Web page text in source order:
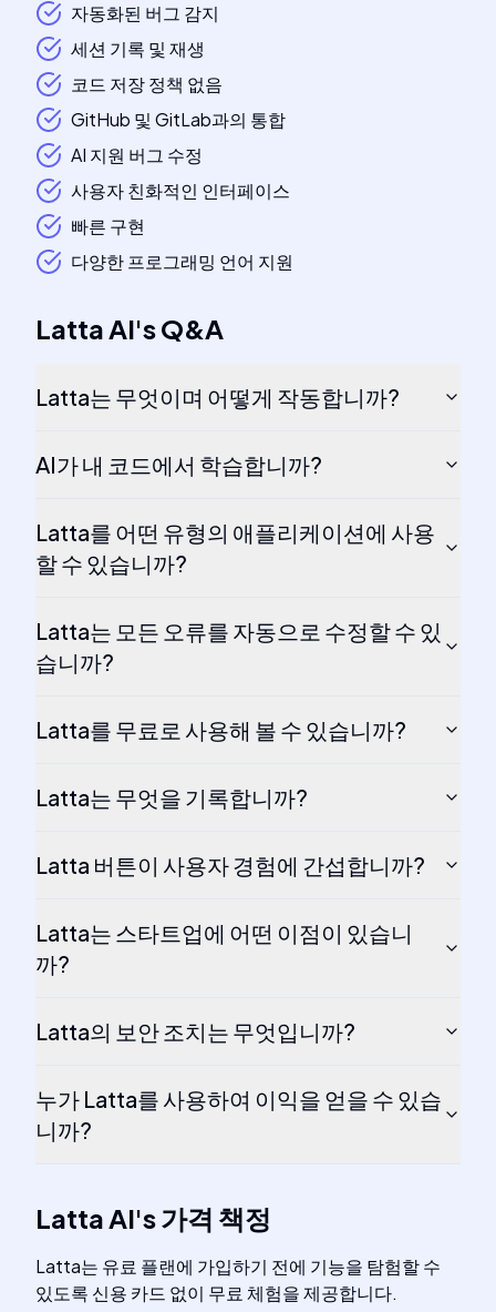
자동화된 버그 감지
세션 기록 및 재생
코드 저장 정책 없음
GitHub 및 GitLab과의 통합
AI 지원 버그 수정
사용자 친화적인 인터페이스
빠른 구현
다양한 프로그래밍 언어 지원
Latta AI'sQ&A
Latta는 무엇이며 어떻게 작동합니까?
AI가 내 코드에서 학습합니까?
Latta를 어떤 유형의 애플리케이션에 사용
할 수 있습니까?
Latta는 모든 오류를 자동으로 수정할 수 있
습니까?
Latta를 무료로 사용해 볼 수 있습니까?
Latta는 무엇을 기록합니까?
Latta 버튼이 사용자 경험에 간섭합니까?
Latta는 스타트업에 어떤 이점이 있습니
까?
Latta의 보안 조치는 무엇입니까?
누가 Latta를 사용하여 이익을 얻을 수 있습
니까?
Latta AI's가격 책정
Latta는 유료 플랜에 가입하기 전에 기능을 탐험할 수
있도록 신용 카드 없이 무료 체험을 제공합니다.